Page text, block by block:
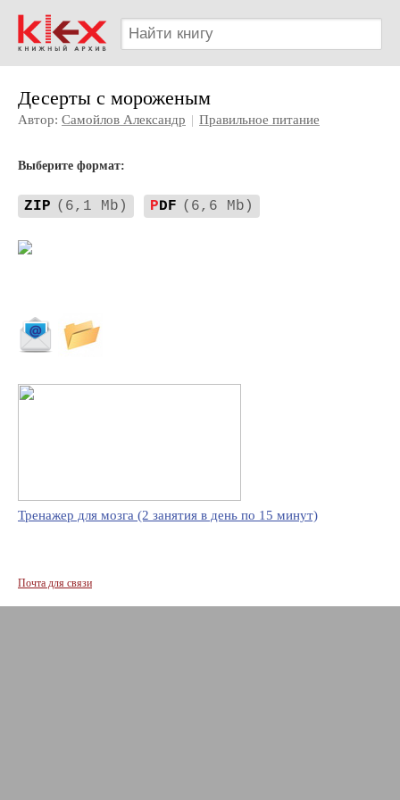
Десерты с мороженым
Автор: Самойлов Александр | Правильное питание
Выберите формат:
ZIP (6,1 Mb) PDF (6,6 Mb)
Тренажер для мозга (2 занятия в день по 15 минут)
Почта для связи